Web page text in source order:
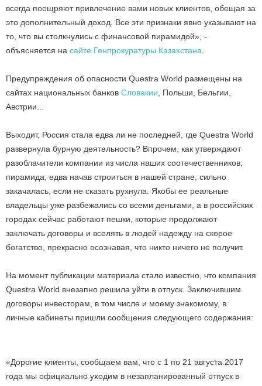
всегда поощряют привлечение вами новых клиентов, обещая за
это дополнительный доход. Все эти признаки явно указывают на
то, что вы столкнулись с финансовой пирамидой», -
объясняется на сайте Генпрокуратуры Казахстана.
Предупреждения об опасности Questra World размещены на
сайтах национальных банков Словакии, Польши, Бельгии,
Австрии...
Выходит, Россия стала едва ли не последней, где Questra World
развернула бурную деятельность? Впрочем, как утверждают
разоблачители компании из числа наших соотечественников,
пирамида, едва начав строиться в нашей стране, сильно
закачалась, если не сказать рухнула. Якобы ее реальные
владельцы уже разбежались со всеми деньгами, а в российских
городах сейчас работают пешки, которые продолжают
заключать договоры и вселять в людей надежду на скорое
богатство, прекрасно осознавая, что никто ничего не получит.
На момент публикации материала стало известно, что компания
Questra World внезапно решила уйти в отпуск. Заключившим
договоры инвесторам, в том числе и моему знакомому, в
личные кабинеты пришли сообщения следующего содержания:
«Дорогие клиенты, сообщаем вам, что с 1 по 21 августа 2017
года мы официально уходим в незапланированный отпуск в